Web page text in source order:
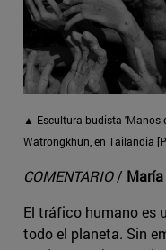
▲ Escultura budista 'Manos
Watrongkhun, en Tailandia
COMENTARIO/
El tráfico humano es
todo el planeta. Sin